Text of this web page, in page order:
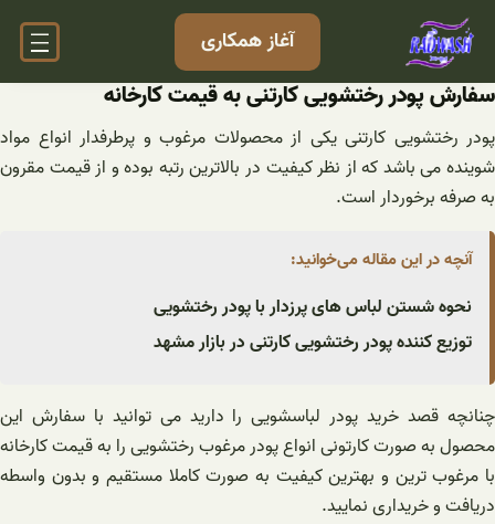
رفتن
آغاز همکاری
سفارش پودر رختشویی کارتنی به قیمت کارخانه
پودر رختشویی کارتنی یکی از محصولات مرغوب و پرطرفدار انواع مواد
شوینده می باشد که از نظر کیفیت در بالاترین رتبه بوده و از قیمت مقرون
به صرفه برخوردار است.
آنچه در این مقاله می‌خوانید:
نحوه شستن لباس های پرزدار با پودر رختشویی
توزیع کننده پودر رختشویی کارتنی در بازار مشهد
چنانچه قصد خرید پودر لباسشویی را دارید می توانید با سفارش این
محصول به صورت کارتونی انواع پودر مرغوب رختشویی را به قیمت کارخانه
با مرغوب ترین و بهترین کیفیت به صورت کاملا مستقیم و بدون واسطه
دریافت و خریداری نمایید.